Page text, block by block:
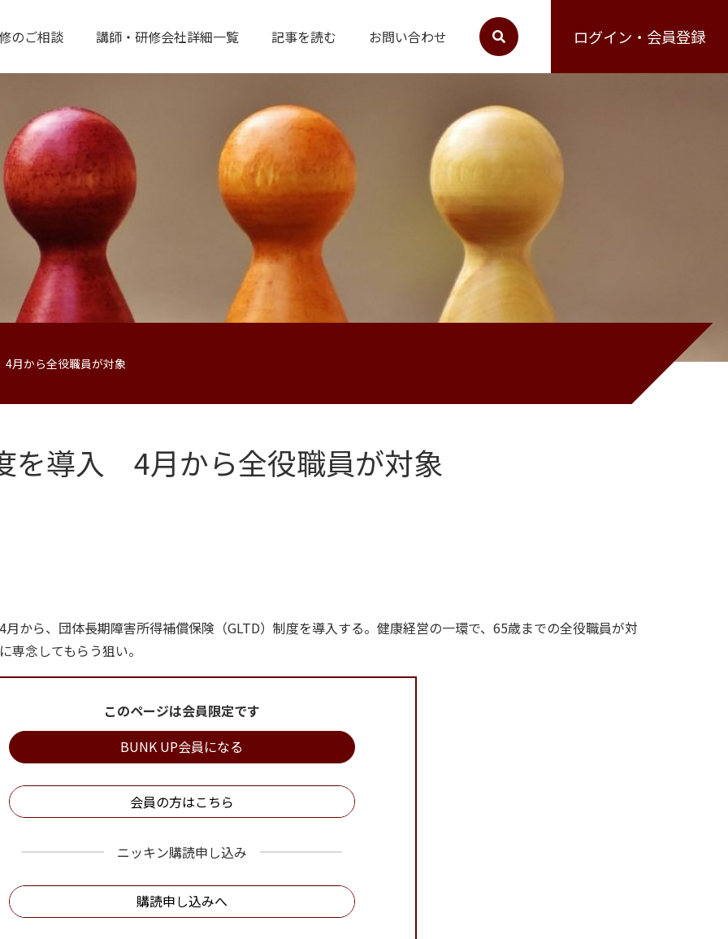
のご相談 講師・研修会社詳細一覧 記事を読む お問い合わせ ログイン・会員登録
月から全役職員が対象
を導入 4月から全役職員が対象
から、団体長期障害所得補償保険（GLTD）制度を導入する。健康経営の一環で、65歳までの全役職員が対
念してもらう狙い。
このページは会員限定です
BUNK UP会員になる
会員の方はこちら
ニッキン購読申し込み
購読申し込みへ